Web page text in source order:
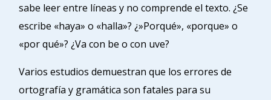
sabe leer entre líneas y no comprende el texto. ¿Se
escribe «haya» o «halla»? ¿»Porqué», «porque» o
«por qué»? ¿Va con be o con uve?
Varios estudios demuestran que los errores de
ortografía y gramática son fatales para su